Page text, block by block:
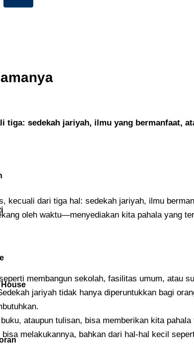
House
tiga: sedekah jariyah, ilmu yang bermanfaat,
dari tiga hal: sedekah jariyah, ilmu
oleh waktu—menyediakan kita pahala yang
membangun sekolah, fasilitas umum, atau
jariyah tidak hanya diperuntukkan bagi
ataupun tulisan, bisa memberikan kita
melakukannya, bahkan dari hal-hal kecil